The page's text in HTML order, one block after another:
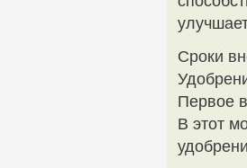
Сроки
Первое
В этот